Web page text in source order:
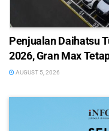
Penjualan Daihatsu
2026, Gran Max
AUGUST 5, 2026